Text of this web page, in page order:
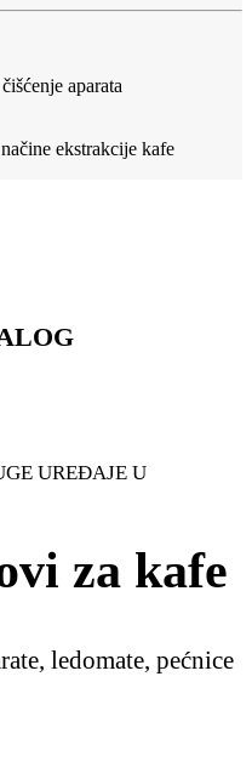
aparata
ekstrakcije kafe
UREĐAJE U
za kafe
ledomate, pećnice